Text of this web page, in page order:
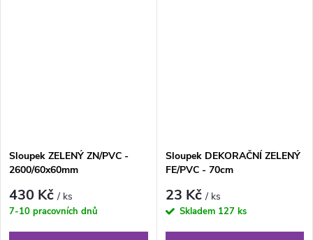
Sloupek ZELENÝ ZN/PVC -
2600/60x60mm
430 Kč/ ks
7-10 pracovních dnů
Sloupek DEKORAČNÍ ZELENÝ
FE/PVC - 70cm
23 Kč/ ks
Skladem 127 ks